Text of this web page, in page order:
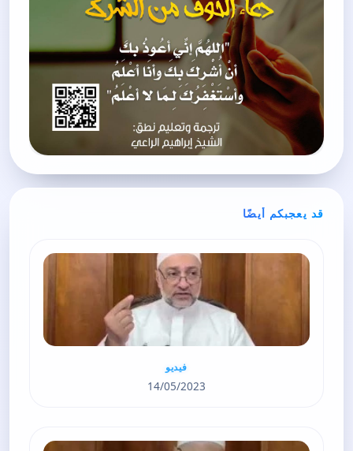
قد يعجبكم أيضًا
فيديو
14/05/2023